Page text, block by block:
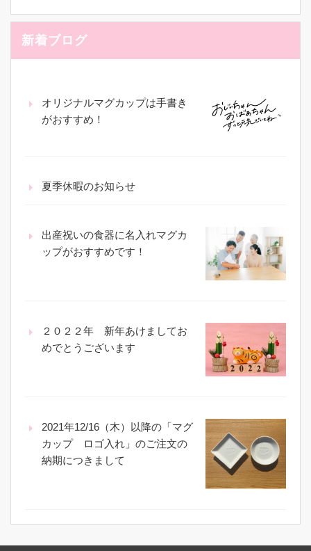
新着ブログ
オリジナルマグカップは手書き
がおすすめ！
夏季休暇のお知らせ
出産祝いの食器に名入れマグカ
ップがおすすめです！
２０２２年 新年あけましてお
めでとうございます
2021年12/16（木）以降の「マグ
カップ ロゴ入れ」のご注文の
納期につきまして